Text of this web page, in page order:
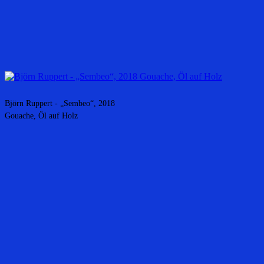
Björn Ruppert - „Sembeo“, 2018
Gouache, Öl auf Holz